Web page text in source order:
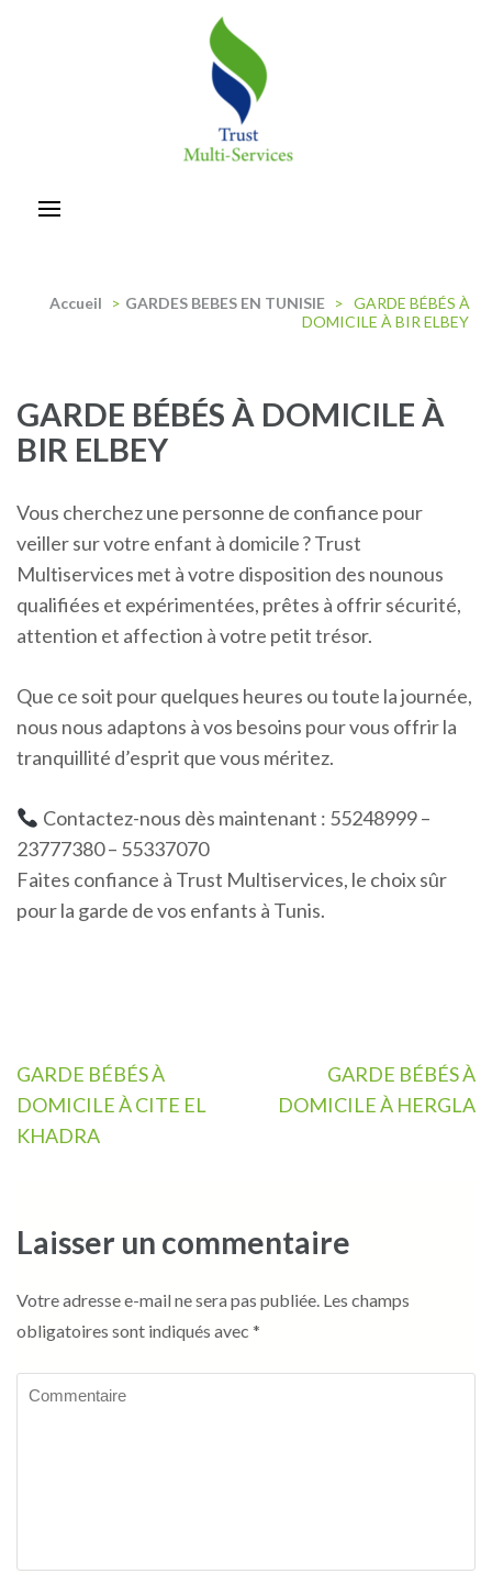
Accueil > GARDES BEBES EN TUNISIE > GARDE BÉBÉS À
DOMICILE À BIR ELBEY
GARDE BÉBÉS À DOMICILE À
BIR ELBEY
Vous cherchez une personne de confiance pour
veiller sur votre enfant à domicile ? Trust
Multiservices met à votre disposition des nounous
qualifiées et expérimentées, prêtes à offrir sécurité,
attention et affection à votre petit trésor.
Que ce soit pour quelques heures ou toute la journée,
nous nous adaptons à vos besoins pour vous offrir la
tranquillité d’esprit que vous méritez.
Contactez-nous dès maintenant : 55248999 –
23777380 – 55337070
Faites confiance à Trust Multiservices, le choix sûr
pour la garde de vos enfants à Tunis.
Navigation
de
l’article
GARDE BÉBÉS À
DOMICILE À CITE EL
KHADRA
GARDE BÉBÉS À
DOMICILE À HERGLA
Laisser un commentaire
Votre adresse e-mail ne sera pas publiée. Les champs
obligatoires sont indiqués avec *
Commentaire